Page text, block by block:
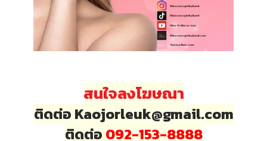
สนใจลงโฆษณา
ติดต่อ Kaojorleuk@gmail.com
ติดต่อ 092-153-8888